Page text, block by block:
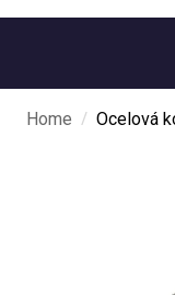
Home / Ocelová